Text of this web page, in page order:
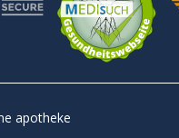
apotheke